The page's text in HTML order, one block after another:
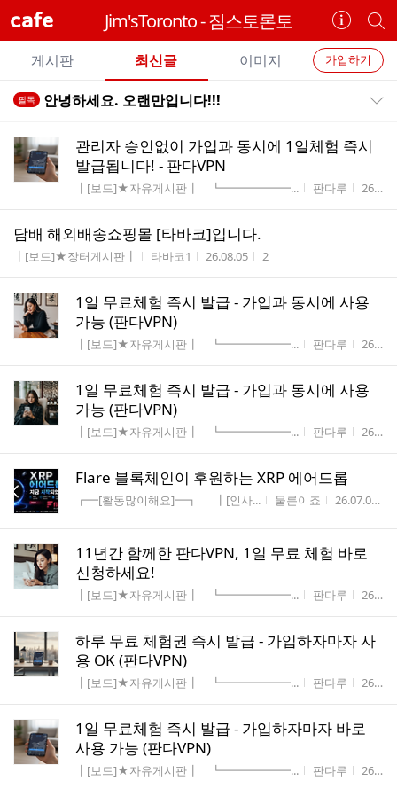
cafe Jim'sToronto - 짐스토론토
카
페
정
보
개
별
카
페
검
카
페
메
가입하기
게시판 최신글 이미지
전
글
필독 안녕하세요. 오랜만입니다!!!
관리자 승인없이 가입과 동시에 1일체험 즉시
발급됩니다! - 판다VPN
게시판명
┃[보드]★자유게시판┃ ┗━━━━━━... 작성자
판다루 작성
26.08.07
담배 해외배송쇼핑몰 [타바코]입니다.
게시판명
┃[보드]★장터게시판┃ 작성자
타바코1 작성시간
26.08.05 조회수
2
1일 무료체험 즉시 발급 - 가입과 동시에 사용
가능 (판다VPN)
게시판명
┃[보드]★자유게시판┃ ┗━━━━━━... 작성자
판다루 작성
26.07.24
1일 무료체험 즉시 발급 - 가입과 동시에 사용
가능 (판다VPN)
게시판명
┃[보드]★자유게시판┃ ┗━━━━━━... 작성자
판다루 작성
26.07.10
Flare 블록체인이 후원하는 XRP 에어드롭
게시판명
┏━[활동많이해요]━┓ ┃[인사... 작성자
물론이죠 작성시간
26.07.05
11년간 함께한 판다VPN, 1일 무료 체험 바로
신청하세요!
게시판명
┃[보드]★자유게시판┃ ┗━━━━━━... 작성자
판다루 작성
26.07.03
하루 무료 체험권 즉시 발급 - 가입하자마자 사
용 OK (판다VPN)
게시판명
┃[보드]★자유게시판┃ ┗━━━━━━... 작성자
판다루 작성
26.06.26
1일 무료체험 즉시 발급 - 가입하자마자 바로
사용 가능 (판다VPN)
게시판명
┃[보드]★자유게시판┃ ┗━━━━━━... 작성자
판다루 작성
26.06.19